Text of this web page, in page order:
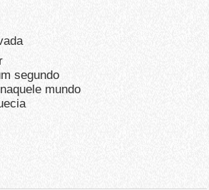
segundo
mundo